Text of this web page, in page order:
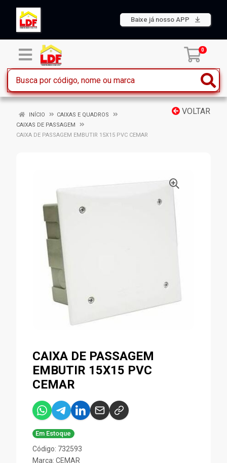
Baixe já nosso APP
0
VOLTAR
INÍCIO
CAIXAS E QUADROS
CAIXAS DE PASSAGEM
CAIXA DE PASSAGEM EMBUTIR 15X15 PVC CEMAR
CAIXA DE PASSAGEM
EMBUTIR 15X15 PVC
CEMAR
Em Estoque
Código: 732593
Marca: CEMAR